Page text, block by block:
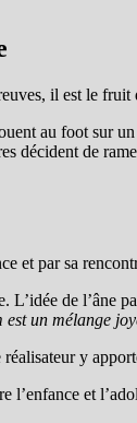
il est le fruit
au foot sur
décident de
et par sa
L’idée de
est un mélange
y
l’enfance et